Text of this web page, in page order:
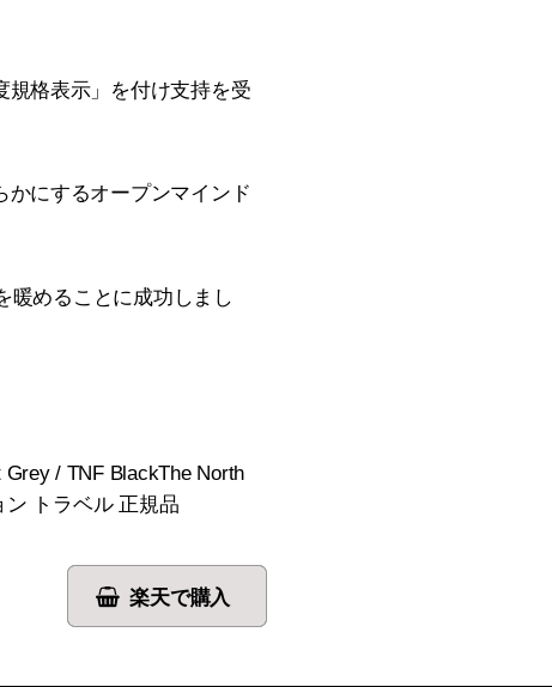
規格表示」を付け支持を受
にするオープンマインド
暖めることに成功しまし
/ TNF BlackThe North
トラベル 正規品
楽天で購入